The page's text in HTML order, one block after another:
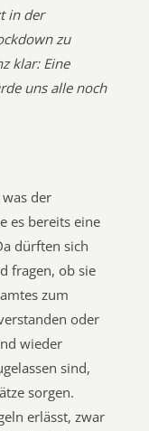
in der
zu
klar: Eine
uns alle noch
der
es bereits eine
dürften sich
fragen, ob sie
zum
oder
wieder
sind,
sorgen.
erlässt, zwar